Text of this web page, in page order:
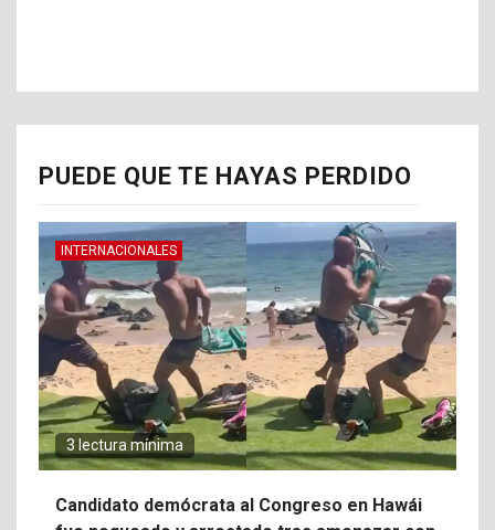
PUEDE QUE TE HAYAS PERDIDO
INTERNACIONALES
3 lectura mínima
Candidato demócrata al Congreso en Hawái